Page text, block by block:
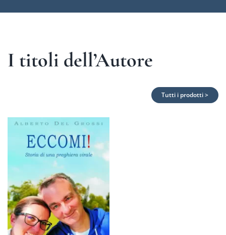
I titoli dell’Autore
Tutti i prodotti >